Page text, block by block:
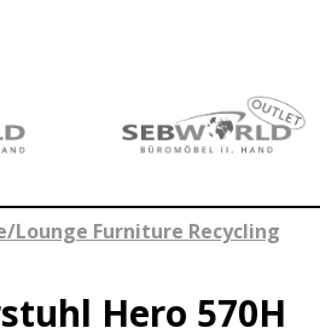
Lounge Furniture Recycling
Hero 570H